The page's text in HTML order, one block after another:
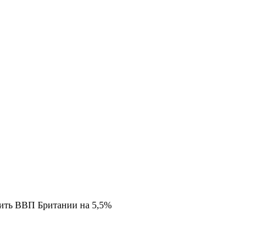
ВВП Британии на 5,5%